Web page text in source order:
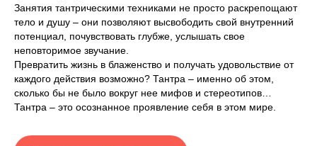
Занятия тантрическими техниками не просто раскрепощают
тело и душу – они позволяют высвободить свой внутренний
потенциал, почувствовать глубже, услышать свое
неповторимое звучание.
Превратить жизнь в блаженство и получать удовольствие от
каждого действия возможно? Тантра – именно об этом,
сколько бы не было вокруг нее мифов и стереотипов…
Тантра – это осознанное проявление себя в этом мире.